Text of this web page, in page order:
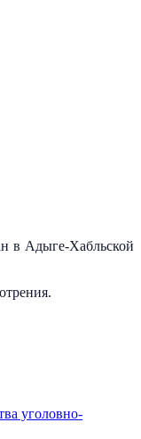
в Адыге-Хабльской
уголовно-